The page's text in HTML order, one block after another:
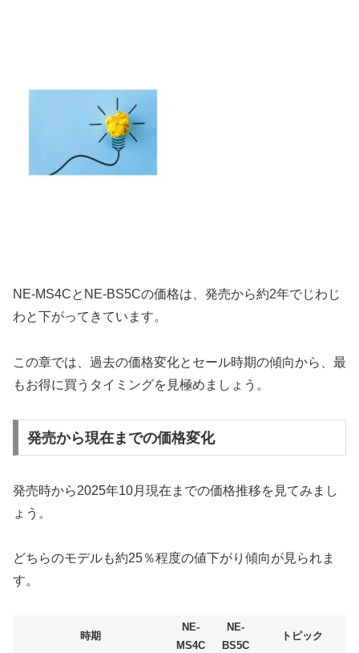
NE-MS4CとNE-BS5Cの価格は、発売から約2年でじわじ
わと下がってきています。
この章では、過去の価格変化とセール時期の傾向から、最
もお得に買うタイミングを見極めましょう。
発売から現在までの価格変化
発売時から2025年10月現在までの価格推移を見てみまし
ょう。
どちらのモデルも約25％程度の値下がり傾向が見られま
す。
時期
NE-
MS4C
NE-
BS5C
トピック